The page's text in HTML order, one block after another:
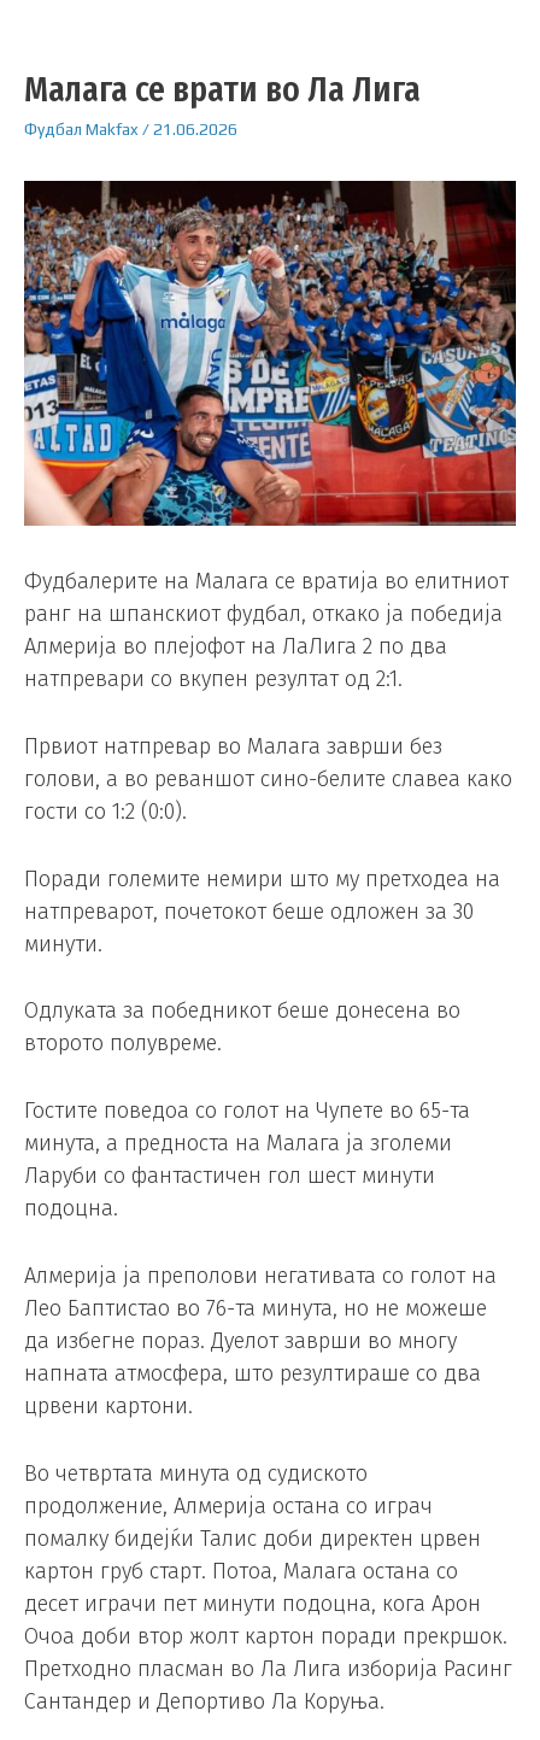
Малага се врати во Ла Лига
Фудбал Makfax /21.06.2026
Фудбалерите на Малага се вратија во елитниот
ранг на шпанскиот фудбал, откако ја победија
Алмерија во плејофот на ЛаЛига 2 по два
натпревари со вкупен резултат од 2:1.
Првиот натпревар во Малага заврши без
голови, а во реваншот сино-белите славеа како
гости со 1:2 (0:0).
Поради големите немири што му претходеа на
натпреварот, почетокот беше одложен за 30
минути.
Одлуката за победникот беше донесена во
второто полувреме.
Гостите поведоа со голот на Чупете во 65-та
минута, а предноста на Малага ја зголеми
Ларуби со фантастичен гол шест минути
подоцна.
Алмерија ја преполови негативата со голот на
Лео Баптистао во 76-та минута, но не можеше
да избегне пораз. Дуелот заврши во многу
напната атмосфера, што резултираше со два
црвени картони.
Во четвртата минута од судиското
продолжение, Алмерија остана со играч
помалку бидејќи Талис доби директен црвен
картон груб старт. Потоа, Малага остана со
десет играчи пет минути подоцна, кога Арон
Очоа доби втор жолт картон поради прекршок.
Претходно пласман во Ла Лига изборија Расинг
Сантандер и Депортиво Ла Коруња.